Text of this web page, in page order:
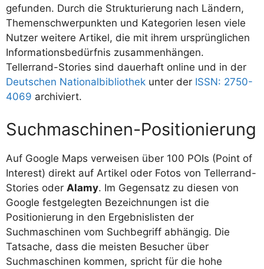
gefunden. Durch die Strukturierung nach Ländern,
Themenschwerpunkten und Kategorien lesen viele
Nutzer weitere Artikel, die mit ihrem ursprünglichen
Informationsbedürfnis zusammenhängen.
Tellerrand-Stories sind dauerhaft online und in der
Deutschen Nationalbibliothek unter der ISSN: 2750-
4069 archiviert.
Suchmaschinen-Positionierung
Auf Google Maps verweisen über 100 POIs (Point of
Interest) direkt auf Artikel oder Fotos von Tellerrand-
Stories oder Alamy. Im Gegensatz zu diesen von
Google festgelegten Bezeichnungen ist die
Positionierung in den Ergebnislisten der
Suchmaschinen vom Suchbegriff abhängig. Die
Tatsache, dass die meisten Besucher über
Suchmaschinen kommen, spricht für die hohe